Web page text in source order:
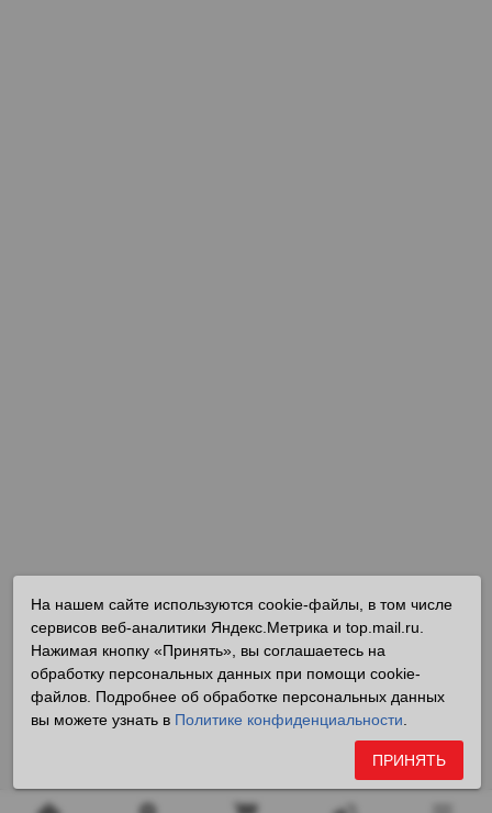
На нашем сайте используются cookie-файлы, в том числе
сервисов веб-аналитики Яндекс.Метрика и top.mail.ru.
Нажимая кнопку «Принять», вы соглашаетесь на
обработку персональных данных при помощи cookie-
файлов. Подробнее об обработке персональных данных
вы можете узнать в Политике конфиденциальности
ПРИНЯТЬ